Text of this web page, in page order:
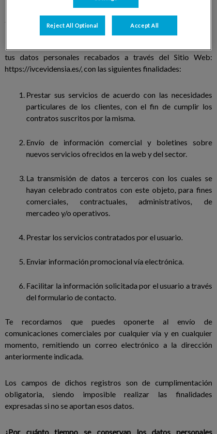
tus datos personales recabados a través del Sitio Web:
https://ivcevidensia.es/, con las siguientes finalidades:
Prestar sus servicios de acuerdo con las necesidades
particulares de los clientes, con el fin de cumplir los
contratos suscritos por la misma.
Envío de información comercial y boletines sobre
nuevos servicios ofrecidos en la web y del sector.
La transmisión de datos a terceros con los cuales se
hayan celebrado contratos con este objeto, para fines
comerciales, contractuales, administrativos, de
mercadeo y/o operativos.
Prestar los servicios contratados por el usuario.
Enviar información promocional vía electrónica.
Facilitar la información solicitada por el usuario a través
del formulario de contacto.
Te recordamos que puedes oponerte al envío de
comunicaciones comerciales por cualquier vía y en cualquier
momento, remitiendo un correo electrónico a la dirección
anteriormente indicada.
Los campos de dichos registros son de cumplimentación
obligatoria, siendo imposible realizar las finalidades
expresadas si no se aportan esos datos.
¿Por cuánto tiempo se conservan los datos personales
Reject All Optional Accept All